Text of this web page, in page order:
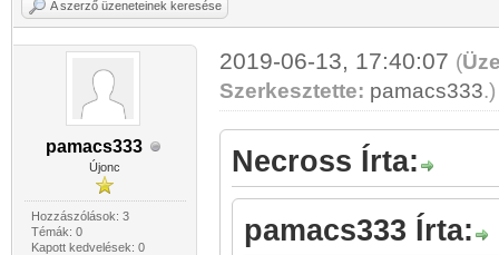
A szerző üzeneteinek keresése
pamacs333
Újonc
Hozzászólások: 3
Témák: 0
Kapott kedvelések: 0
2019-06-13, 17:40:07 (
Szerkesztette: pamacs333.)
Necross Írta:
pamacs333 Írta: